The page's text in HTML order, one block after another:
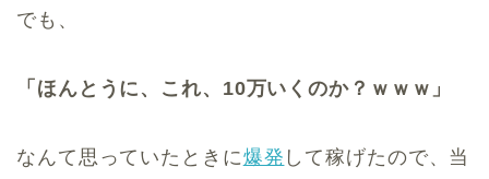
でも、
「ほんとうに、これ、10万いくのか？ｗｗｗ」
なんて思っていたときに爆発 して稼げたので、当